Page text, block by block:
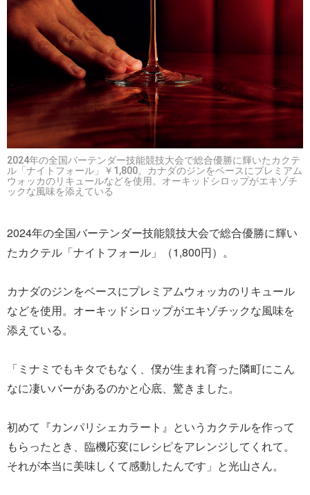
2024年の全国バーテンダー技能競技大会で総合優勝に輝いたカクテ
ル「ナイトフォール」￥1,800。カナダのジンをベースにプレミアム
ウォッカのリキュールなどを使用。オーキッドシロップがエキゾチ
ックな風味を添えている
2024年の全国バーテンダー技能競技大会で総合優勝に輝い
たカクテル「ナイトフォール」（1,800円）。
カナダのジンをベースにプレミアムウォッカのリキュール
などを使用。オーキッドシロップがエキゾチックな風味を
添えている。
「ミナミでもキタでもなく、僕が生まれ育った隣町にこん
なに凄いバーがあるのかと心底、驚きました。
初めて『カンパリシェカラート』というカクテルを作って
もらったとき、臨機応変にレシピをアレンジしてくれて。
それが本当に美味しくて感動したんです」と光山さん。